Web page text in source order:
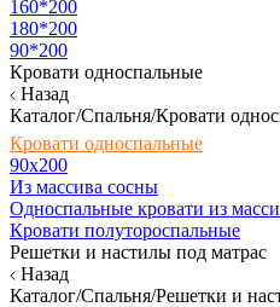
160*200
180*200
90*200
Кровати односпальные
Назад
Каталог/Спальня/Кровати
Кровати односпальные
90х200
Из массива сосны
Односпальные кровати из
Кровати полутороспальные
Решетки и настилы под матрас
Назад
Каталог/Спальня/Решетки и